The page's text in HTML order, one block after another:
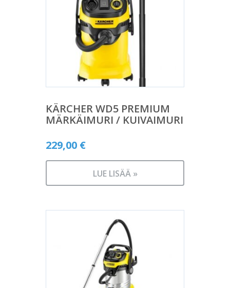
KÄRCHER WD5 PREMIUM
MÄRKÄIMURI / KUIVAIMURI
229,00 €
LUE LISÄÄ »